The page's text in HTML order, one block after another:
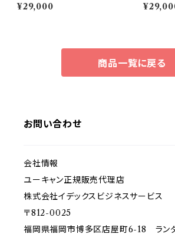
¥29,000
商品一覧に戻る
お問い合わせ
会社情報
ユーキャン正規販売代理店
株式会社イデックスビジネスサービス
〒812-0025
福岡県福岡市博多区店屋町6-18 ラン